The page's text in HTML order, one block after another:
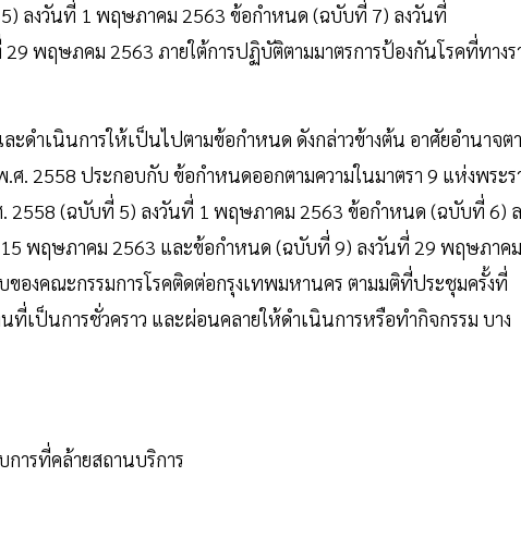
ลงวันที่ 1 พฤษภาคม 2563 ข้อกําหนด (ฉบับที่ 7) ลงวันที่
พฤษภคม 2563 ภายใต้การปฏิบัติตามมาตรการป้องกันโรคที่ทางร
ะดําเนินการให้เป็นไปตามข้อกําหนด ดังกล่าวข้างต้น อาศัยอํานาจต
. 2558 ประกอบกับ ข้อกําหนดออกตามความในมาตรา 9 แห่งพระร
2558 (ฉบับที่ 5) ลงวันที่ 1 พฤษภาคม 2563 ข้อกําหนด (ฉบับที่ 6)
พฤษภาคม 2563 และข้อกําหนด (ฉบับที่ 9) ลงวันที่ 29 พฤษภาคม
องคณะกรรมการโรคติดต่อกรุงเทพมหานคร ตามมติที่ประชุมครั้งที่
เป็นการชั่วคราว และผ่อนคลายให้ดําเนินการหรือทํากิจกรรม บาง
ารที่คล้ายสถานบริการ